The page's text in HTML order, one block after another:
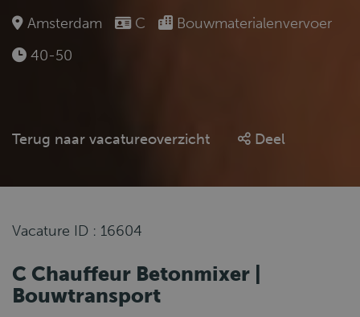
Amsterdam C
Bouwmaterialenvervoer
40-50
Terug naar vacatureoverzicht Deel
Vacature ID : 16604
C Chauffeur Betonmixer |
Bouwtransport